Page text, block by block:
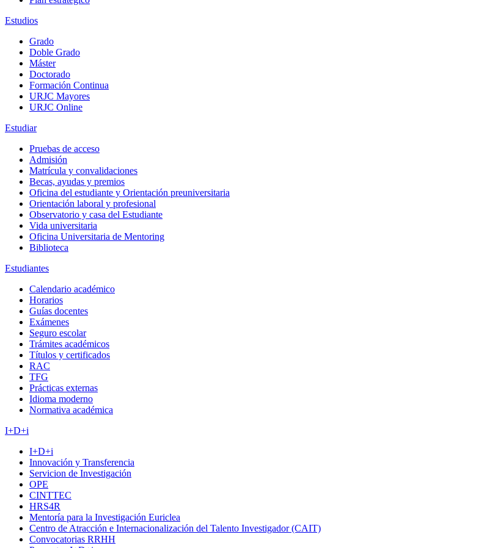
Estudios
Grado
Doble Grado
Máster
Doctorado
Formación Continua
URJC Mayores
URJC Online
Estudiar
Pruebas de acceso
Admisión
Matrícula y convalidaciones
Becas, ayudas y premios
Oficina del estudiante y Orientación preuniversitaria
Orientación laboral y profesional
Observatorio y casa del Estudiante
Vida universitaria
Oficina Universitaria de Mentoring
Biblioteca
Estudiantes
Calendario académico
Horarios
Guías docentes
Exámenes
Seguro escolar
Trámites académicos
Títulos y certificados
RAC
TFG
Prácticas externas
Idioma moderno
Normativa académica
I+D+i
I+D+i
Innovación y Transferencia
Servicion de Investigación
OPE
CINTTEC
HRS4R
Mentoría para la Investigación Euriclea
Centro de Atracción e Internacionalización del Talento Investigador (CAIT)
Convocatorias RRHH